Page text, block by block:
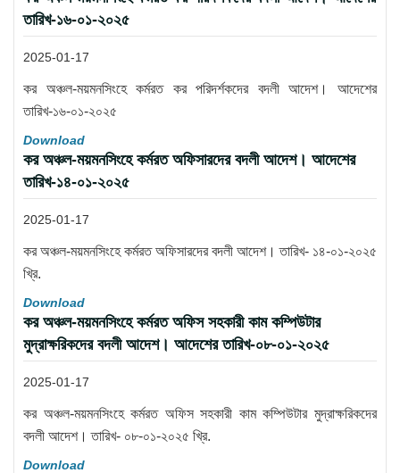
তারিখ-১৬-০১-২০২৫
2025-01-17
কর অঞ্চল-ময়মনসিংহে কর্মরত কর পরিদর্শকদের বদলী আদেশ। আদেশের
তারিখ-১৬-০১-২০২৫
Download
কর অঞ্চল-ময়মনসিংহে কর্মরত অফিসারদের বদলী আদেশ। আদেশের
তারিখ-১৪-০১-২০২৫
2025-01-17
কর অঞ্চল-ময়মনসিংহে কর্মরত অফিসারদের বদলী আদেশ। তারিখ- ১৪-০১-২০২৫
খ্রি.
Download
কর অঞ্চল-ময়মনসিংহে কর্মরত অফিস সহকারী কাম কম্পিউটার
মুদ্রাক্ষরিকদের বদলী আদেশ। আদেশের তারিখ-০৮-০১-২০২৫
2025-01-17
কর অঞ্চল-ময়মনসিংহে কর্মরত অফিস সহকারী কাম কম্পিউটার মুদ্রাক্ষরিকদের
বদলী আদেশ। তারিখ- ০৮-০১-২০২৫ খ্রি.
Download